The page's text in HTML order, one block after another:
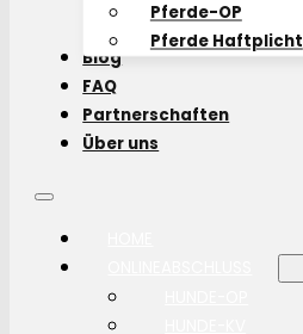
Pferde-OP
Pferde Haftplicht
Blog
FAQ
Partnerschaften
Über uns